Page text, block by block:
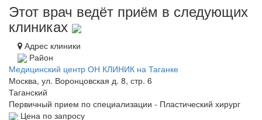
Этот врач ведёт приём в следующих
клиниках
Адрес клиники
Район
Медицинский центр ОН КЛИНИК на Таганке
Москва, ул. Воронцовская д. 8, стр. 6
Таганский
Первичный прием по специализации - Пластический хирург
Цена по запросу